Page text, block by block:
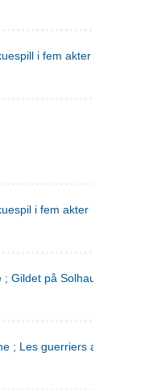
i fem akter
i fem akter
Gildet på Solhaug
; Les guerriers a Helgeland